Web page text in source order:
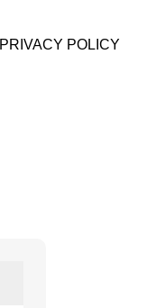
PRIVACY POLICY